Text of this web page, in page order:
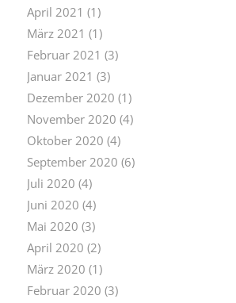
April 2021 (1)
März 2021 (1)
Februar 2021 (3)
Januar 2021 (3)
Dezember 2020 (1)
November 2020 (4)
Oktober 2020 (4)
September 2020 (6)
Juli 2020 (4)
Juni 2020 (4)
Mai 2020 (3)
April 2020 (2)
März 2020 (1)
Februar 2020 (3)